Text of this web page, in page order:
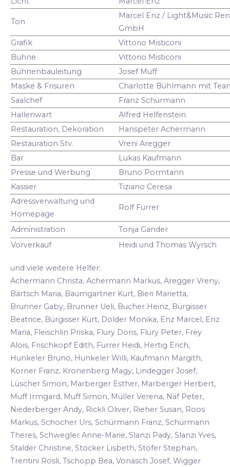
Ton
Marcel Enz / Light&Music
GmbH
Grafik
Vittorio Misticoni
Bühne
Vittorio Misticoni
Bühnenbauleitung
Josef Muff
Maske & Frisuren
Charlotte Bühlmann mit
Saalchef
Franz Schürmann
Hallenwart
Alfred Helfenstein
Restauration, Dekoration
Hanspeter Achermann
Restauration Stv.
Vreni Aregger
Bar
Lukas Kaufmann
Presse und Werbung
Bruno Pormtann
Kassier
Tiziano Ceresa
Adressverwaltung und
Homepage
Rolf Furrer
Administration
Tonja Gander
Vorverkauf
Heidi und Thomas Wyrsch
und viele weitere Helfer:
Achermann Christa, Achermann Markus, Aregger Vreny,
Bärtsch Maria, Baumgartner Kurt, Bieri Marietta,
Brunner Gaby, Brunner Ueli, Bucher Heinz, Bürgisser
Beatrice, Bürgisser Kurt, Dolder Monika, Enz Marcel, Enz
Maria, Fleischlin Priska, Flury Doris, Flury Peter, Frey
Alois, Frischkopf Edith, Furrer Heidi, Hertig Erich,
Hunkeler Bruno, Hunkeler Willi, Kaufmann Margith,
Korner Franz, Kronenberg Magy, Lindegger Josef,
Lüscher Simon, Marberger Esther, Marberger Herbert,
Muff Irmgard, Muff Simon, Müller Verena, Näf Peter,
Niederberger Andy, Rickli Oliver, Rieher Susan, Roos
Markus, Schocher Urs, Schürmann Franz, Schürmann
Theres, Schwegler Anne-Marie, Slanzi Pädy, Slanzi Yves,
Stalder Christine, Stocker Lisbeth, Stofer Stephan,
Trentini Rösli, Tschopp Bea, Vonäsch Josef, Wigger